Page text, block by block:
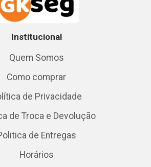
Institucional
Quem Somos
Como comprar
de Privacidade
de Troca e Devolução
de Entregas
Horários